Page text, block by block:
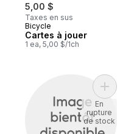
5,00 $
Taxes en sus
Bicycle
Cartes à jouer
1 ea, 5,00 $/1ch
En
rupture
de stock